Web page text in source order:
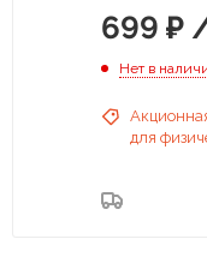
699 ₽
Нет в
для